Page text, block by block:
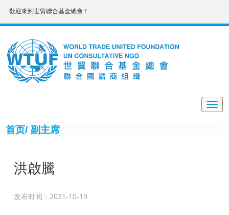
歡迎來到世貿聯合基金總會！
首页/ 副主席
洪啟騰
发布时间：2021-10-19